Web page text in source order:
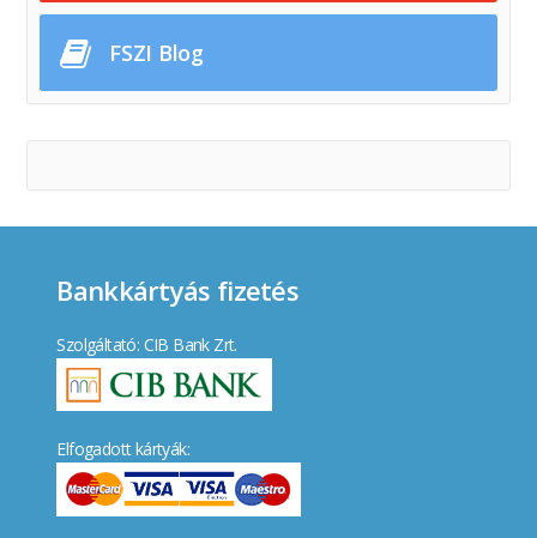
FSZI Blog
Bankkártyás fizetés
Szolgáltató: CIB Bank Zrt.
Elfogadott kártyák: